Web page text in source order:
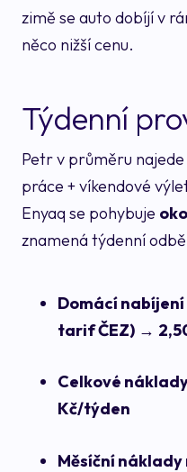
zimě se auto dobíjí v
něco nižší cenu.
Týdenní
Petr v průměru najede
práce + víkendové
Enyaq se pohybuje
znamená týdenní
Domácí
tarif ČEZ) →
Celkové
Kč/týden
Měsíční